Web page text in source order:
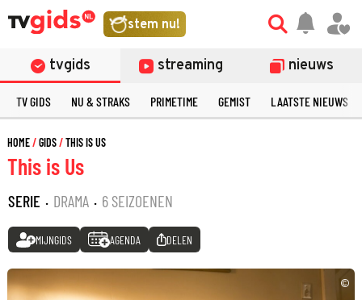
stem nu!
tvgids streaming nieuws
TV GIDS NU & STRAKS PRIMETIME GEMIST LAATSTE NIEUWS
HOME GIDS THIS IS US
This is Us
SERIE · DRAMA · 6 SEIZOENEN
MIJNGIDS AGENDA DELEN
©